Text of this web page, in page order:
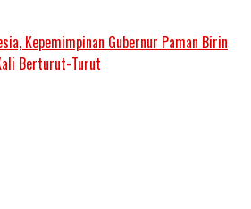
Kepemimpinan Gubernur Paman Birin
Berturut-Turut